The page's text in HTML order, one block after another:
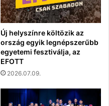
Új helyszínre költözik az
ország egyik legnépszerűbb
egyetemi fesztiválja, az
EFOTT
2026.07.09.